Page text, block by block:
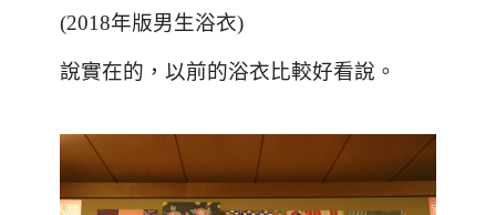
(2018年版男生浴衣)
說實在的，以前的浴衣比較好看說。